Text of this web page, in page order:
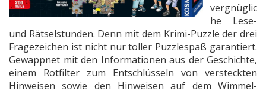
vergnüglic
he Lese-
und Rätselstunden. Denn mit dem Krimi-Puzzle der drei
Fragezeichen ist nicht nur toller Puzzlespaß garantiert.
Gewappnet mit den Informationen aus der Geschichte,
einem Rotfilter zum Entschlüsseln von versteckten
Hinweisen sowie den Hinweisen auf dem Wimmel-